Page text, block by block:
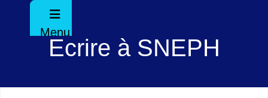
Menu
Ecrire à SNEPH